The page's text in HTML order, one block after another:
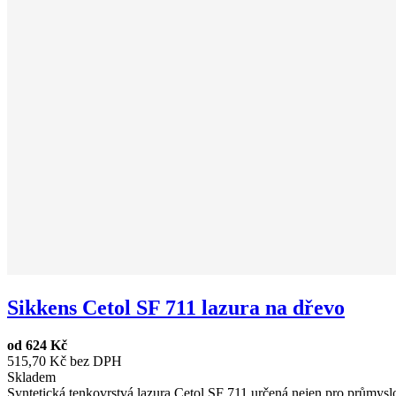
Sikkens Cetol SF 711 lazura na dřevo
od 624 Kč
515,70 Kč bez DPH
Skladem
Syntetická tenkovrstvá lazura Cetol SF 711 určená nejen pro